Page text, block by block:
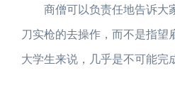
商僧可以负责任地告诉大家
刀实枪的去操作，而不是指
大学生来说，几乎是不可能完